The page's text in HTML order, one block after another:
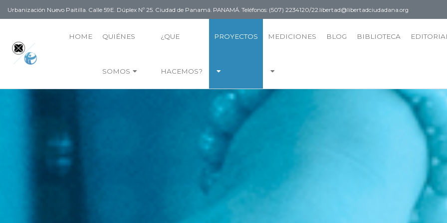
Urbanización Nuevo Paitilla. Calle 59E. Dúplex Nº 25. Ciudad de Panamá. PANAMÁ. Teléfonos: (507) 2234120/22. libertad@libertadciudadana.org
HOME QUIÉNES
SOMOS
¿QUE
HACEMOS?
PROYECTOS MEDICIONES BLOG BIBLIOTECA EDITORIAL